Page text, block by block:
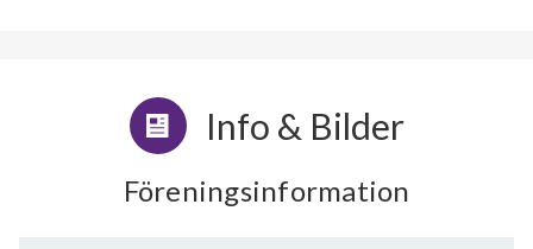
Info & Bilder
Föreningsinformation